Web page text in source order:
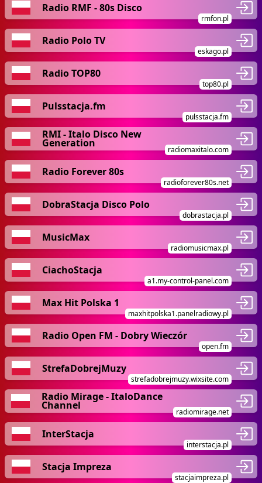
Radio RMF - 80s Disco
rmfon.pl
Radio Polo TV
eskago.pl
Radio TOP80
top80.pl
Pulsstacja.fm
pulsstacja.fm
RMI - Italo Disco New
Generation
radiomaxitalo.com
Radio Forever 80s
radioforever80s.net
DobraStacja Disco Polo
dobrastacja.pl
MusicMax
radiomusicmax.pl
CiachoStacja
a1.my-control-panel.com
Max Hit Polska 1
maxhitpolska1.panelradiowy.pl
Radio Open FM - Dobry Wieczór
open.fm
StrefaDobrejMuzy
strefadobrejmuzy.wixsite.com
Radio Mirage - ItaloDance
Channel
radiomirage.net
InterStacja
interstacja.pl
Stacja Impreza
stacjaimpreza.pl